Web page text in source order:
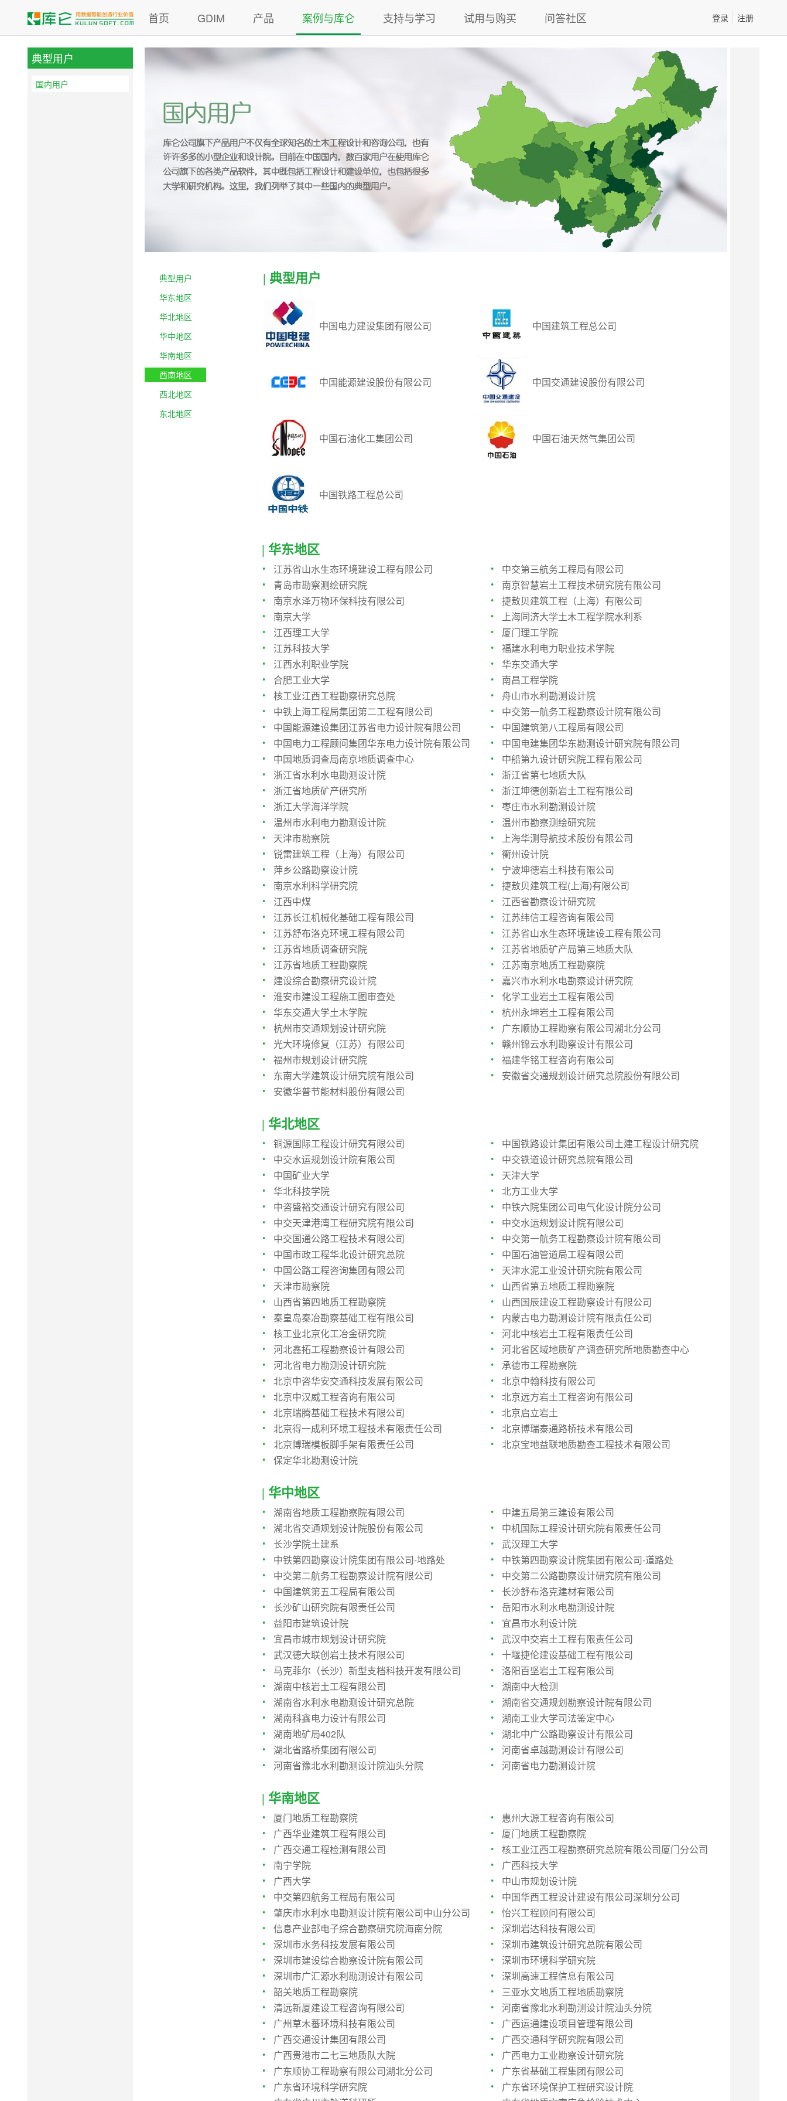
首页 GDIM 产品 案例与库仑 支持与学习 试用与购买 问答社区 登录 注册
典型用户
国内用户
典型用户
华东地区
华北地区
华中地区
华南地区
西南地区
西北地区
东北地区
| 典型用户
中国电力建设集团有限公司 中国建筑工程总公司
中国能源建设股份有限公司 中国交通建设股份有限公司
中国石油化工集团公司 中国石油天然气集团公司
中国铁路工程总公司
| 华东地区
·
江苏省山水生态环境建设工程有限公司 · 中交第三航务工程局有限公司
· 青岛市勘察测绘研究院 · 南京智慧岩土工程技术研究院有限公司
· 南京水泽万物环保科技有限公司 · 捷敖贝建筑工程（上海）有限公司
· 南京大学 · 上海同济大学土木工程学院水利系
· 江西理工大学 · 厦门理工学院
· 江苏科技大学 · 福建水利电力职业技术学院
· 江西水利职业学院 · 华东交通大学
· 合肥工业大学 · 南昌工程学院
· 核工业江西工程勘察研究总院 · 舟山市水利勘测设计院
· 中铁上海工程局集团第二工程有限公司 · 中交第一航务工程勘察设计院有限公司
· 中国能源建设集团江苏省电力设计院有限公司 · 中国建筑第八工程局有限公司
· 中国电力工程顾问集团华东电力设计院有限公司 · 中国电建集团华东勘测设计研究院有限公司
· 中国地质调查局南京地质调查中心 · 中船第九设计研究院工程有限公司
· 浙江省水利水电勘测设计院 · 浙江省第七地质大队
· 浙江省地质矿产研究所 · 浙江坤德创新岩土工程有限公司
· 浙江大学海洋学院 · 枣庄市水利勘测设计院
· 温州市水利电力勘测设计院 · 温州市勘察测绘研究院
· 天津市勘察院 · 上海华测导航技术股份有限公司
· 锐雷建筑工程（上海）有限公司 · 衢州设计院
· 萍乡公路勘察设计院 · 宁波坤德岩土科技有限公司
· 南京水利科学研究院 · 捷敖贝建筑工程(上海)有限公司
· 江西中煤 · 江西省勘察设计研究院
· 江苏长江机械化基础工程有限公司 · 江苏纬信工程咨询有限公司
· 江苏舒布洛克环境工程有限公司 · 江苏省山水生态环境建设工程有限公司
· 江苏省地质调查研究院 · 江苏省地质矿产局第三地质大队
· 江苏省地质工程勘察院 · 江苏南京地质工程勘察院
· 建设综合勘察研究设计院 · 嘉兴市水利水电勘察设计研究院
· 淮安市建设工程施工图审查处 · 化学工业岩土工程有限公司
· 华东交通大学土木学院 · 杭州永坤岩土工程有限公司
· 杭州市交通规划设计研究院 · 广东顺协工程勘察有限公司湖北分公司
· 光大环境修复（江苏）有限公司 · 赣州锦云水利勘察设计有限公司
· 福州市规划设计研究院 · 福建华铭工程咨询有限公司
· 东南大学建筑设计研究院有限公司 · 安徽省交通规划设计研究总院股份有限公司
· 安徽华普节能材料股份有限公司
| 华北地区
·
铜源国际工程设计研究有限公司 · 中国铁路设计集团有限公司土建工程设计研究院
· 中交水运规划设计院有限公司 · 中交铁道设计研究总院有限公司
· 中国矿业大学 · 天津大学
· 华北科技学院 · 北方工业大学
· 中咨盛裕交通设计研究有限公司 · 中铁六院集团公司电气化设计院分公司
· 中交天津港湾工程研究院有限公司 · 中交水运规划设计院有限公司
· 中交国通公路工程技术有限公司 · 中交第一航务工程勘察设计院有限公司
· 中国市政工程华北设计研究总院 · 中国石油管道局工程有限公司
· 中国公路工程咨询集团有限公司 · 天津水泥工业设计研究院有限公司
· 天津市勘察院 · 山西省第五地质工程勘察院
· 山西省第四地质工程勘察院 · 山西国辰建设工程勘察设计有限公司
· 秦皇岛秦冶勘察基础工程有限公司 · 内蒙古电力勘测设计院有限责任公司
· 核工业北京化工冶金研究院 · 河北中核岩土工程有限责任公司
· 河北鑫拓工程勘察设计有限公司 · 河北省区域地质矿产调查研究所地质勘查中心
· 河北省电力勘测设计研究院 · 承德市工程勘察院
· 北京中咨华安交通科技发展有限公司 · 北京中翰科技有限公司
· 北京中汉威工程咨询有限公司 · 北京远方岩土工程咨询有限公司
· 北京瑞腾基础工程技术有限公司 · 北京启立岩土
· 北京得一成利环境工程技术有限责任公司 · 北京博瑞泰通路桥技术有限公司
· 北京博瑞模板脚手架有限责任公司 · 北京宝地益联地质勘查工程技术有限公司
· 保定华北勘测设计院
| 华中地区
·
湖南省地质工程勘察院有限公司 · 中建五局第三建设有限公司
· 湖北省交通规划设计院股份有限公司 · 中机国际工程设计研究院有限责任公司
· 长沙学院土建系 · 武汉理工大学
· 中铁第四勘察设计院集团有限公司-地路处 · 中铁第四勘察设计院集团有限公司-道路处
· 中交第二航务工程勘察设计院有限公司 · 中交第二公路勘察设计研究院有限公司
· 中国建筑第五工程局有限公司 · 长沙舒布洛克建材有限公司
· 长沙矿山研究院有限责任公司 · 岳阳市水利水电勘测设计院
· 益阳市建筑设计院 · 宜昌市水利设计院
· 宜昌市城市规划设计研究院 · 武汉中交岩土工程有限责任公司
· 武汉德大联创岩土技术有限公司 · 十堰捷伦建设基础工程有限公司
· 马克菲尔（长沙）新型支档科技开发有限公司 · 洛阳百坚岩土工程有限公司
· 湖南中核岩土工程有限公司 · 湖南中大检测
· 湖南省水利水电勘测设计研究总院 · 湖南省交通规划勘察设计院有限公司
· 湖南科鑫电力设计有限公司 · 湖南工业大学司法鉴定中心
· 湖南地矿局402队 · 湖北中广公路勘察设计有限公司
· 湖北省路桥集团有限公司 · 河南省卓越勘测设计有限公司
· 河南省豫北水利勘测设计院汕头分院 · 河南省电力勘测设计院
| 华南地区
·
厦门地质工程勘察院 · 惠州大源工程咨询有限公司
· 广西华业建筑工程有限公司 · 厦门地质工程勘察院
· 广西交通工程检测有限公司 · 核工业江西工程勘察研究总院有限公司厦门分公司
· 南宁学院 · 广西科技大学
· 广西大学 · 中山市规划设计院
· 中交第四航务工程局有限公司 · 中国华西工程设计建设有限公司深圳分公司
· 肇庆市水利水电勘测设计院有限公司中山分公司 · 怡兴工程顾问有限公司
· 信息产业部电子综合勘察研究院海南分院 · 深圳岩达科技有限公司
· 深圳市水务科技发展有限公司 · 深圳市建筑设计研究总院有限公司
· 深圳市建设综合勘察设计院有限公司 · 深圳市环境科学研究院
· 深圳市广汇源水利勘测设计有限公司 · 深圳高速工程信息有限公司
· 韶关地质工程勘察院 · 三亚水文地质工程地质勘察院
· 清远新厦建设工程咨询有限公司 · 河南省豫北水利勘测设计院汕头分院
· 广州草木蕃环境科技有限公司 · 广西运通建设项目管理有限公司
· 广西交通设计集团有限公司 · 广西交通科学研究院有限公司
· 广西贵港市二七三地质队大院 · 广西电力工业勘察设计研究院
· 广东顺协工程勘察有限公司湖北分公司 · 广东省基础工程集团有限公司
· 广东省环境科学研究院 · 广东省环境保护工程研究设计院